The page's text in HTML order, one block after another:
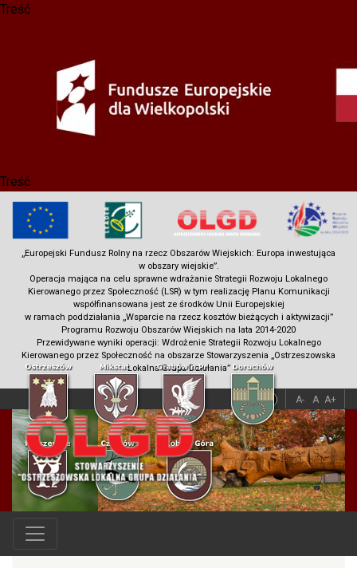
Treść
Treść
„Europejski Fundusz Rolny na rzecz Obszarów Wiejskich: Europa inwestująca
w obszary wiejskie”.
Operacja mająca na celu sprawne wdrażanie Strategii Rozwoju Lokalnego
Kierowanego przez Społeczność (LSR) w tym realizację Planu Komunikacji
współfinansowana jest ze środków Unii Europejskiej
w ramach poddziałania „Wsparcie na rzecz kosztów bieżących i aktywizacji”
Programu Rozwoju Obszarów Wiejskich na lata 2014-2020
Przewidywane wyniki operacji: Wdrożenie Strategii Rozwoju Lokalnego
Kierowanego przez Społeczność na obszarze Stowarzyszenia „Ostrzeszowska
Lokalna Grupa Działania”
A- A A+
A A